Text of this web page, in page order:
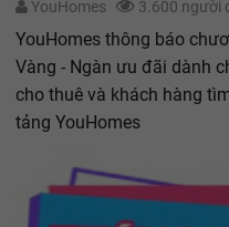
YouHomes 3.600 người
YouHomes thông báo
Vàng - Ngàn ưu đãi dành
cho thuê và khách hàng
tảng YouHomes